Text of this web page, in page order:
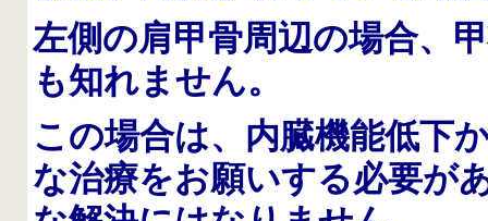
左側の肩甲骨周辺の場合、
も知れません。
この場合は、内臓機能低下
な治療をお願いする必要が